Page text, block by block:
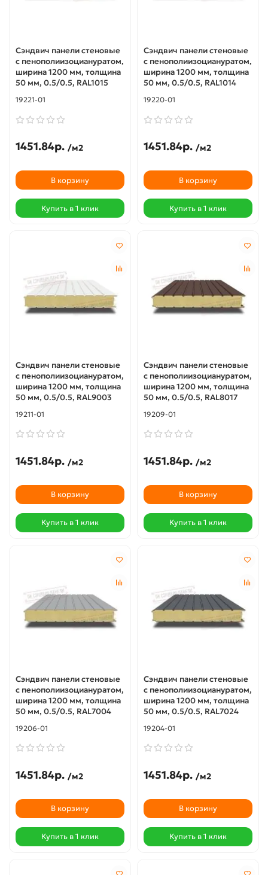
Сэндвич панели стеновые
с пенополиизоциануратом,
ширина 1200 мм, толщина
50 мм, 0.5/0.5, RAL1015
19221-01
1451.84р. /м2
В корзину
Купить в 1 клик
Сэндвич панели стеновые
с пенополиизоциануратом,
ширина 1200 мм, толщина
50 мм, 0.5/0.5, RAL1014
19220-01
1451.84р. /м2
В корзину
Купить в 1 клик
Сэндвич панели стеновые
с пенополиизоциануратом,
ширина 1200 мм, толщина
50 мм, 0.5/0.5, RAL9003
19211-01
1451.84р. /м2
В корзину
Купить в 1 клик
Сэндвич панели стеновые
с пенополиизоциануратом,
ширина 1200 мм, толщина
50 мм, 0.5/0.5, RAL8017
19209-01
1451.84р. /м2
В корзину
Купить в 1 клик
Сэндвич панели стеновые
с пенополиизоциануратом,
ширина 1200 мм, толщина
50 мм, 0.5/0.5, RAL7004
19206-01
1451.84р. /м2
В корзину
Купить в 1 клик
Сэндвич панели стеновые
с пенополиизоциануратом,
ширина 1200 мм, толщина
50 мм, 0.5/0.5, RAL7024
19204-01
1451.84р. /м2
В корзину
Купить в 1 клик